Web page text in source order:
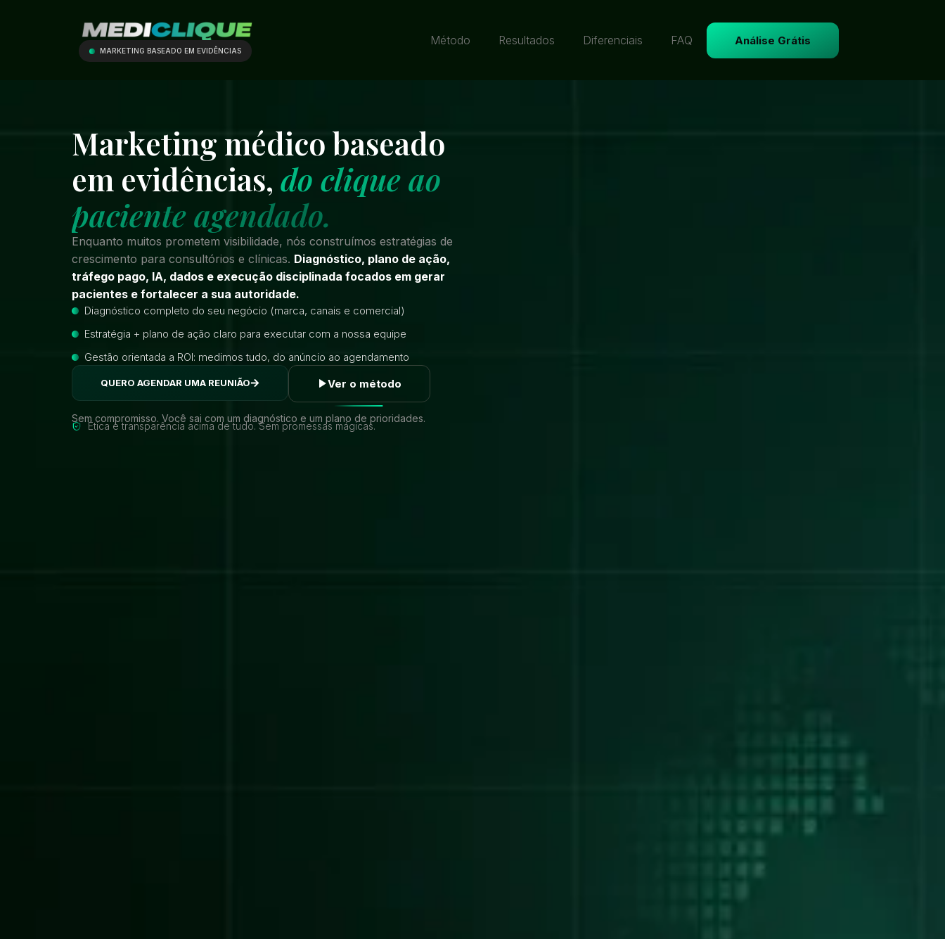
MARKETING BASEADO EM EVIDÊNCIAS
Método Resultados Diferenciais FAQ Análise Grátis
Marketing médico baseado
em evidências, do clique ao
paciente agendado.
Enquanto muitos prometem visibilidade, nós construímos estratégias de
crescimento para consultórios e clínicas. Diagnóstico, plano de ação,
tráfego pago, IA, dados e execução disciplinada focados em gerar
pacientes e fortalecer a sua autoridade.
Diagnóstico completo do seu negócio (marca, canais e comercial)
Estratégia + plano de ação claro para executar com a nossa equipe
Gestão orientada a ROI: medimos tudo, do anúncio ao agendamento
QUERO AGENDAR UMA REUNIÃO Ver o método
Sem compromisso. Você sai com um diagnóstico e um plano de prioridades.
Ética e transparência acima de tudo. Sem promessas mágicas.